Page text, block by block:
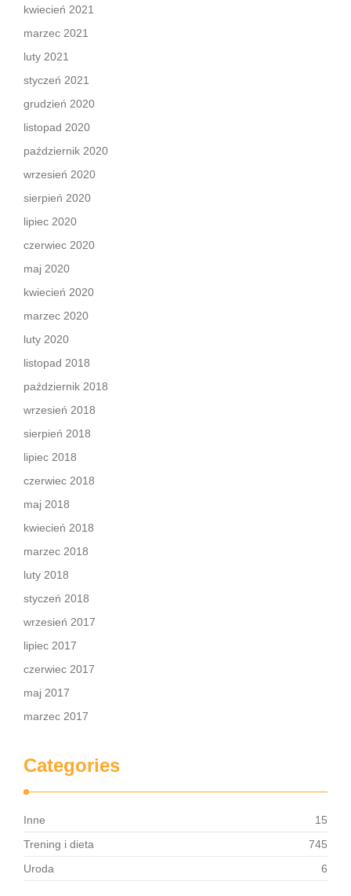
kwiecień 2021
marzec 2021
luty 2021
styczeń 2021
grudzień 2020
listopad 2020
październik 2020
wrzesień 2020
sierpień 2020
lipiec 2020
czerwiec 2020
maj 2020
kwiecień 2020
marzec 2020
luty 2020
listopad 2018
październik 2018
wrzesień 2018
sierpień 2018
lipiec 2018
czerwiec 2018
maj 2018
kwiecień 2018
marzec 2018
luty 2018
styczeń 2018
wrzesień 2017
lipiec 2017
czerwiec 2017
maj 2017
marzec 2017
Categories
Inne
15
Trening i dieta
745
Uroda
6